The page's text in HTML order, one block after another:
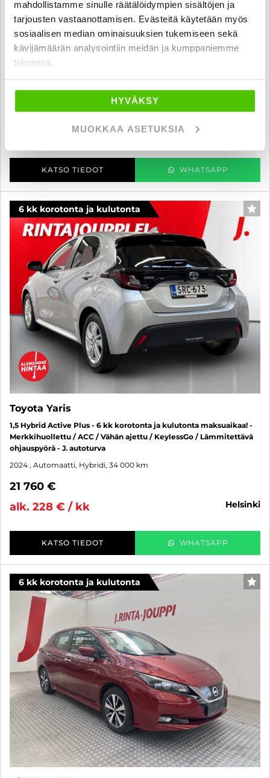
mahdollistamme sinulle räätälöidympien sisältöjen ja
tarjousten vastaanottamisen. Evästeitä käytetään myös
sosiaalisen median ominaisuuksien tukemiseen sekä
kävijämäärän analysointiin meidän ja kumppaniemme
toimesta.
HYVÄKSY
MUOKKAA ASETUKSIA
BMW K
2009 , Manuaali, Bensiini, 96 000 km
5 480 €
alk. 100 € / kk
KATSO TIEDOT WHATSAPP
6 kk korotonta ja kulutonta
Toyota Yaris
1,5 Hybrid Active Plus - 6 kk korotonta ja kulutonta maksuaikaa! -
Merkkihuollettu / ACC / Vähän ajettu / KeylessGo / Lämmitettävä
ohjauspyörä - J. autoturva
2024 , Automaatti, Hybridi, 34 000 km
21 760 €
alk. 228 € / kk
helsinki
KATSO TIEDOT WHATSAPP
6 kk korotonta ja kulutonta